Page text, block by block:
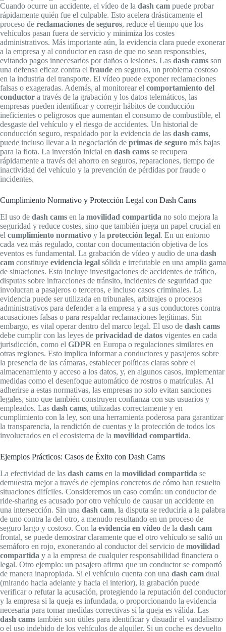
Cuando ocurre un accidente, el vídeo de la dash cam puede probar
rápidamente quién fue el culpable. Esto acelera drásticamente el
proceso de reclamaciones de seguros, reduce el tiempo que los
vehículos pasan fuera de servicio y minimiza los costes
administrativos. Más importante aún, la evidencia clara puede exonerar
a la empresa y al conductor en caso de que no sean responsables,
evitando pagos innecesarios por daños o lesiones. Las dash cams son
una defensa eficaz contra el fraude en seguros, un problema costoso
en la industria del transporte. El vídeo puede exponer reclamaciones
falsas o exageradas. Además, al monitorear el comportamiento del
conductor a través de la grabación y los datos telemáticos, las
empresas pueden identificar y corregir hábitos de conducción
ineficientes o peligrosos que aumentan el consumo de combustible, el
desgaste del vehículo y el riesgo de accidentes. Un historial de
conducción seguro, respaldado por la evidencia de las dash cams,
puede incluso llevar a la negociación de primas de seguro más bajas
para la flota. La inversión inicial en dash cams se recupera
rápidamente a través del ahorro en seguros, reparaciones, tiempo de
inactividad del vehículo y la prevención de pérdidas por fraude o
incidentes.
Cumplimiento Normativo y Protección Legal con Dash Cams
El uso de dash cams en la movilidad compartida no solo mejora la
seguridad y reduce costes, sino que también juega un papel crucial en
el cumplimiento normativo y la protección legal. En un entorno
cada vez más regulado, contar con documentación objetiva de los
eventos es fundamental. La grabación de vídeo y audio de una dash
cam constituye evidencia legal sólida e irrefutable en una amplia gama
de situaciones. Esto incluye investigaciones de accidentes de tráfico,
disputas sobre infracciones de tránsito, incidentes de seguridad que
involucran a pasajeros o terceros, e incluso casos criminales. La
evidencia puede ser utilizada en tribunales, arbitrajes o procesos
administrativos para defender a la empresa y a sus conductores contra
acusaciones falsas o para respaldar reclamaciones legítimas. Sin
embargo, es vital operar dentro del marco legal. El uso de dash cams
debe cumplir con las leyes de privacidad de datos vigentes en cada
jurisdicción, como el GDPR en Europa o regulaciones similares en
otras regiones. Esto implica informar a conductores y pasajeros sobre
la presencia de las cámaras, establecer políticas claras sobre el
almacenamiento y acceso a los datos, y, en algunos casos, implementar
medidas como el desenfoque automático de rostros o matrículas. Al
adherirse a estas normativas, las empresas no solo evitan sanciones
legales, sino que también construyen confianza con sus usuarios y
empleados. Las dash cams, utilizadas correctamente y en
cumplimiento con la ley, son una herramienta poderosa para garantizar
la transparencia, la rendición de cuentas y la protección de todos los
involucrados en el ecosistema de la movilidad compartida.
Ejemplos Prácticos: Casos de Éxito con Dash Cams
La efectividad de las dash cams en la movilidad compartida se
demuestra mejor a través de ejemplos concretos de cómo han resuelto
situaciones difíciles. Consideremos un caso común: un conductor de
ride-sharing es acusado por otro vehículo de causar un accidente en
una intersección. Sin una dash cam, la disputa se reduciría a la palabra
de uno contra la del otro, a menudo resultando en un proceso de
seguro largo y costoso. Con la evidencia en vídeo de la dash cam
frontal, se puede demostrar claramente que el otro vehículo se saltó un
semáforo en rojo, exonerando al conductor del servicio de movilidad
compartida y a la empresa de cualquier responsabilidad financiera o
legal. Otro ejemplo: un pasajero afirma que un conductor se comportó
de manera inapropiada. Si el vehículo cuenta con una dash cam dual
(mirando hacia adelante y hacia el interior), la grabación puede
verificar o refutar la acusación, protegiendo la reputación del conductor
y la empresa si la queja es infundada, o proporcionando la evidencia
necesaria para tomar medidas correctivas si la queja es válida. Las
dash cams también son útiles para identificar y disuadir el vandalismo
o el uso indebido de los vehículos de alquiler. Si un coche es devuelto